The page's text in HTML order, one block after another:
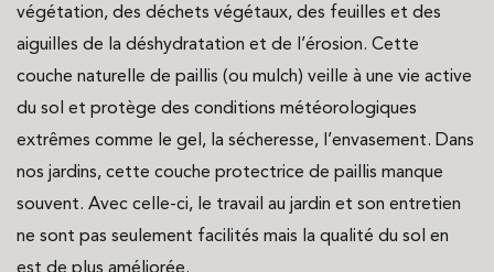
végétation, des déchets végétaux, des feuilles et des
aiguilles de la déshydratation et de l’érosion. Cette
couche naturelle de paillis (ou mulch) veille à une vie active
du sol et protège des conditions météorologiques
extrêmes comme le gel, la sécheresse, l’envasement. Dans
nos jardins, cette couche protectrice de paillis manque
souvent. Avec celle-ci, le travail au jardin et son entretien
ne sont pas seulement facilités mais la qualité du sol en
est de plus améliorée.